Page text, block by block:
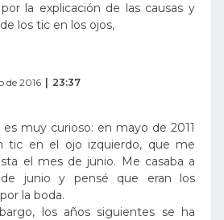
por la explicación de las causas y
los tic en los ojos,
de 2016 23:37
es muy curioso: en mayo de 2011
tic en el ojo izquierdo, que me
el mes de junio. Me casaba a
junio y pensé que eran los
la boda.
los años siguientes se ha